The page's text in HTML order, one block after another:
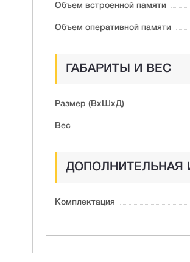
Объем встроенной памяти
Объем оперативной памяти
ГАБАРИТЫ И ВЕС
Размер (ВxШxД)
Вес
ДОПОЛНИТЕЛЬНАЯ
Комплектация